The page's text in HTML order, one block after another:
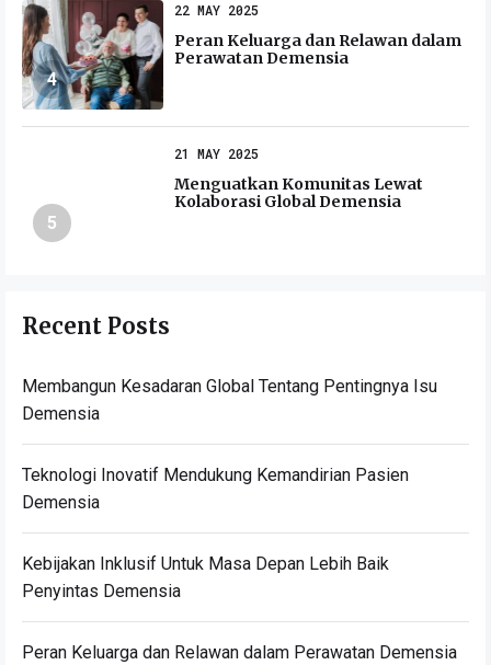
4
22 MAY 2025
Peran Keluarga dan Relawan dalam
Perawatan Demensia
5
21 MAY 2025
Menguatkan Komunitas Lewat
Kolaborasi Global Demensia
Recent Posts
Membangun Kesadaran Global Tentang Pentingnya Isu
Demensia
Teknologi Inovatif Mendukung Kemandirian Pasien
Demensia
Kebijakan Inklusif Untuk Masa Depan Lebih Baik
Penyintas Demensia
Peran Keluarga dan Relawan dalam Perawatan Demensia